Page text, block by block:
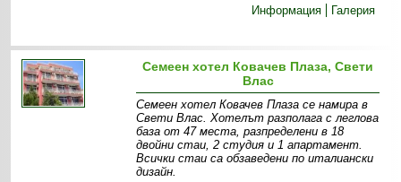
Информация
Галерия
Семеен хотел Ковачев Плаза, Свети
Влас
Семеен хотел Ковачев Плаза се намира в
Свети Влас. Хотелът разполага с леглова
база от 47 места, разпределени в 18
двойни стаи, 2 студия и 1 апартамент.
Всички стаи са обзаведени по италиански
дизайн.